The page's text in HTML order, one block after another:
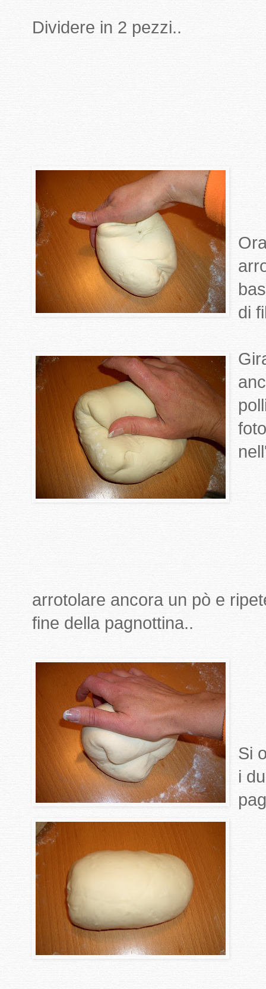
Dividere in 2 pezzi..
di
arrotolare ancora un pò e
fine della pagnottina..
Si
i